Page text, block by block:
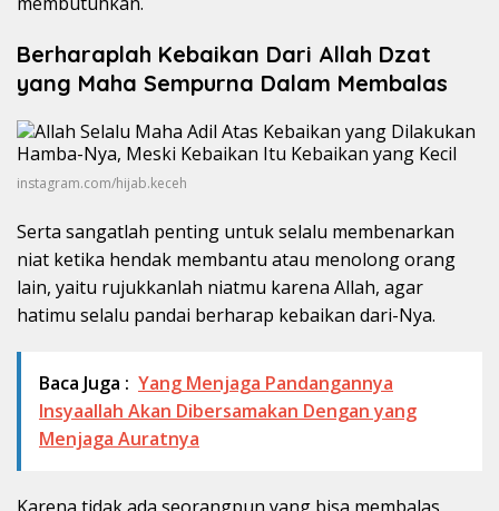
Berharaplah Kebaikan Dari Allah Dzat
yang Maha Sempurna Dalam Membalas
instagram.com/hijab.keceh
Serta sangatlah penting untuk selalu membenarkan
niat ketika hendak membantu atau menolong orang
lain, yaitu rujukkanlah niatmu karena Allah, agar
hatimu selalu pandai berharap kebaikan dari-Nya.
Baca Juga : Yang Menjaga Pandangannya
Insyaallah Akan Dibersamakan Dengan yang
Menjaga Auratnya